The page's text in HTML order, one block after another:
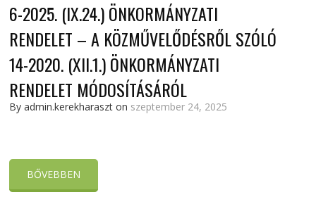
6-2025. (IX.24.) ÖNKORMÁNYZATI
RENDELET – A KÖZMŰVELŐDÉSRŐL SZÓLÓ
14-2020. (XII.1.) ÖNKORMÁNYZATI
RENDELET MÓDOSÍTÁSÁRÓL
By admin.kerekharaszt on szeptember 24, 2025
BŐVEBBEN